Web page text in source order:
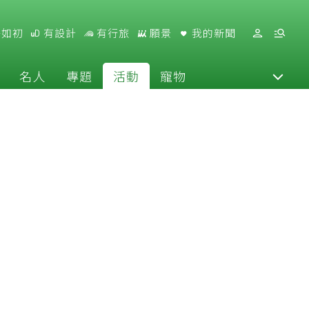
初 有設計 有行旅 願景 我的新聞
名人 專題 活動 寵物